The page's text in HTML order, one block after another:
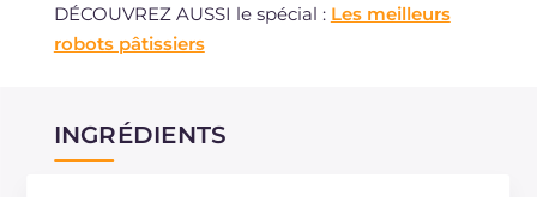
DÉCOUVREZ AUSSI le spécial : Les meilleurs
robots pâtissiers
INGRÉDIENTS